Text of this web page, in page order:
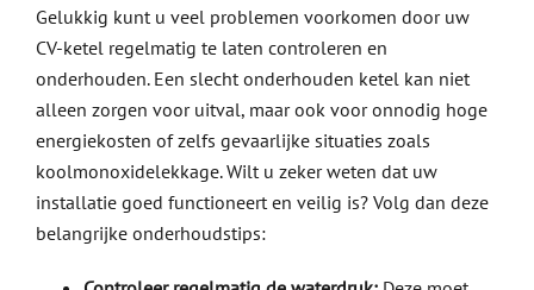
Gelukkig kunt u veel problemen voorkomen door uw
CV-ketel regelmatig te laten controleren en
onderhouden. Een slecht onderhouden ketel kan niet
alleen zorgen voor uitval, maar ook voor onnodig hoge
energiekosten of zelfs gevaarlijke situaties zoals
koolmonoxidelekkage. Wilt u zeker weten dat uw
installatie goed functioneert en veilig is? Volg dan deze
belangrijke onderhoudstips: